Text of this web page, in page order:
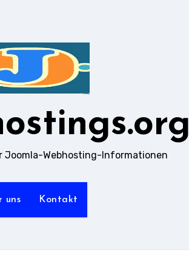
Joomla-Webhosting-Informationen
uns Kontakt